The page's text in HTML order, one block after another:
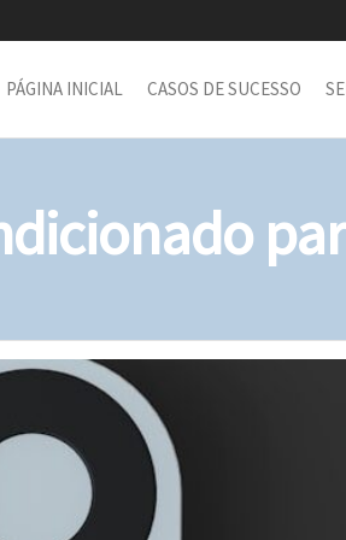
PÁGINA INICIAL CASOS DE SUCESSO